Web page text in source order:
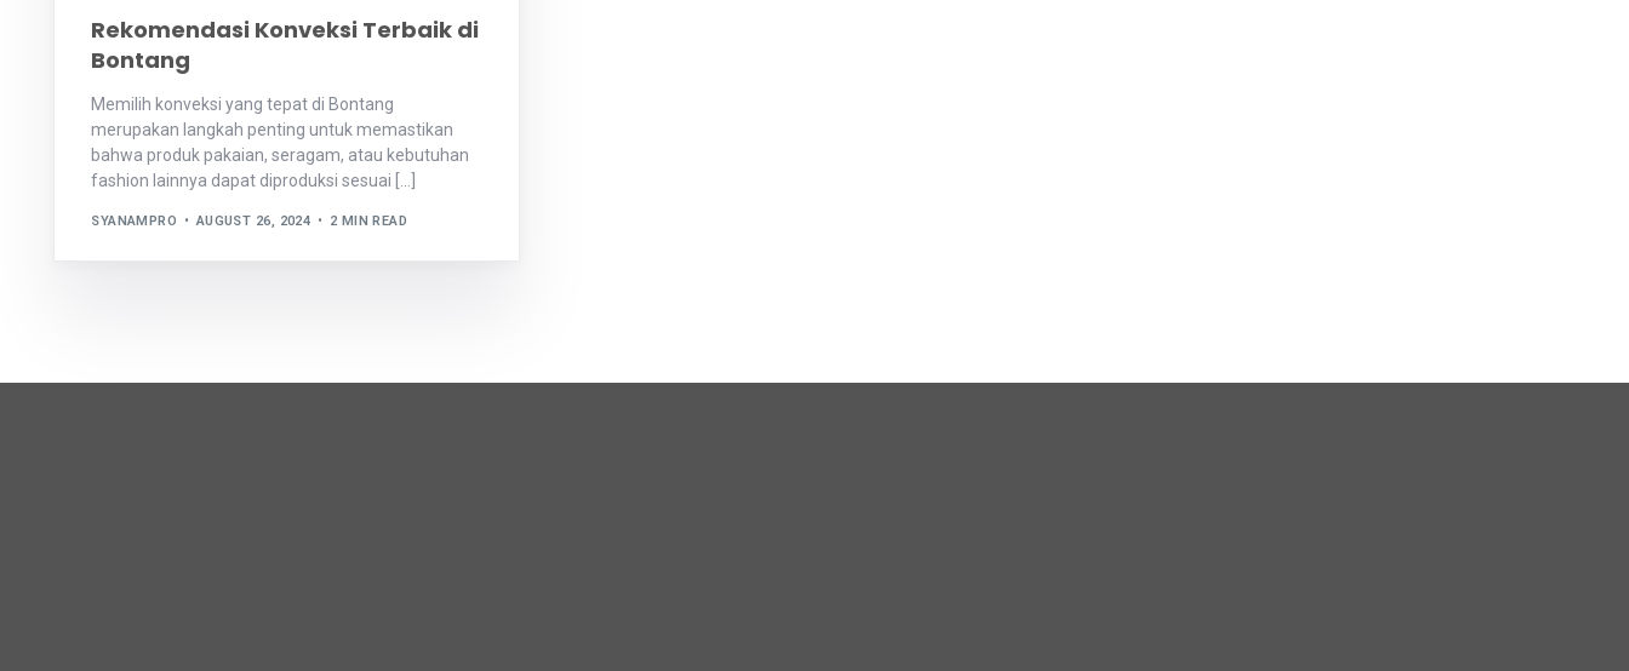
Rekomendasi Konveksi Terbaik di
Bontang
Memilih konveksi yang tepat di Bontang
merupakan langkah penting untuk memastikan
bahwa produk pakaian, seragam, atau kebutuhan
fashion lainnya dapat diproduksi sesuai […]
SYANAMPRO AUGUST 26, 2024 2 MIN READ